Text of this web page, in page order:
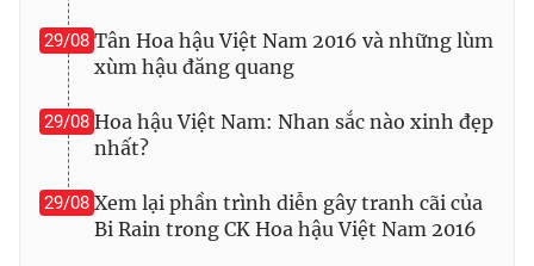
29/08 Tân Hoa hậu Việt Nam 2016 và những lùm
xùm hậu đăng quang
29/08 Hoa hậu Việt Nam: Nhan sắc nào xinh đẹp
nhất?
29/08 Xem lại phần trình diễn gây tranh cãi của
Bi Rain trong CK Hoa hậu Việt Nam 2016